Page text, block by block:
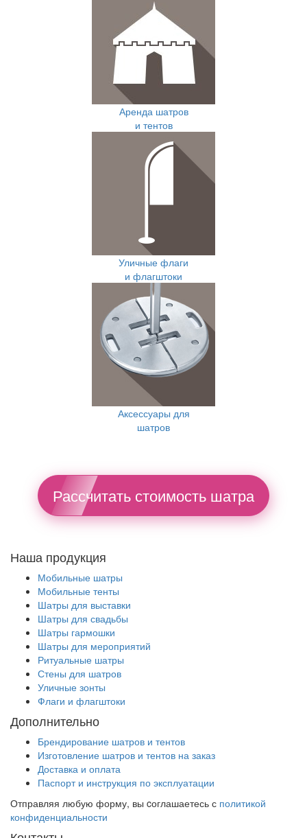
Аренда шатров
и тентов
Уличные флаги
и флагштоки
Аксессуары для
шатров
Рассчитать стоимость шатра
Наша продукция
Мобильные шатры
Мобильные тенты
Шатры для выставки
Шатры для свадьбы
Шатры гармошки
Шатры для мероприятий
Ритуальные шатры
Стены для шатров
Уличные зонты
Флаги и флагштоки
Дополнительно
Брендирование шатров и тентов
Изготовление шатров и тентов на заказ
Доставка и оплата
Паспорт и инструкция по эксплуатации
Отправляя любую форму, вы cоглашаетесь с политикой
конфиденциальности